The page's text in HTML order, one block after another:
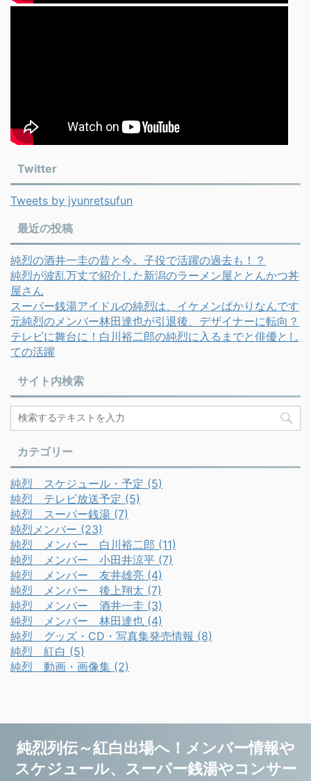
Twitter
Tweets by jyunretsufun
最近の投稿
純烈の酒井一圭の昔と今。子役で活躍の過去も！？
純烈が波乱万丈で紹介した新潟のラーメン屋ととんかつ丼
屋さん
スーパー銭湯アイドルの純烈は、イケメンばかりなんです
元純烈のメンバー林田達也が引退後、デザイナーに転向？
テレビに舞台に！白川裕二郎の純烈に入るまでと俳優とし
ての活躍
サイト内検索
カテゴリー
純烈 スケジュール・予定 (5)
純烈 テレビ放送予定 (5)
純烈 スーパー銭湯 (7)
純烈メンバー (23)
純烈 メンバー 白川裕二郎 (11)
純烈 メンバー 小田井涼平 (7)
純烈 メンバー 友井雄亮 (4)
純烈 メンバー 後上翔太 (7)
純烈 メンバー 酒井一圭 (3)
純烈 メンバー 林田達也 (4)
純烈 グッズ・CD・写真集発売情報 (8)
純烈 紅白 (5)
純烈 動画・画像集 (2)
純烈列伝～紅白出場へ！メンバー情報や
スケジュール、スーパー銭湯やコンサー